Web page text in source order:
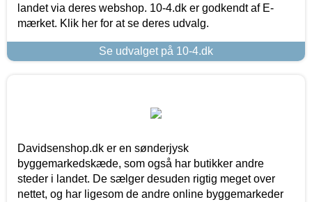
landet via deres webshop. 10-4.dk er godkendt af E-
mærket. Klik her for at se deres udvalg.
Se udvalget på 10-4.dk
Davidsenshop.dk er en sønderjysk
byggemarkedskæde, som også har butikker andre
steder i landet. De sælger desuden rigtig meget over
nettet, og har ligesom de andre online byggemarkeder